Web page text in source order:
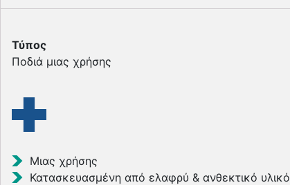
Τύπος
Ποδιά µιας χρήσης
Μιας χρήσης
Κατασκευασμένη από ελαφρύ & ανθεκτικό υλικό